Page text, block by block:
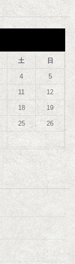
土 日
4 5
11 12
18 19
25 26